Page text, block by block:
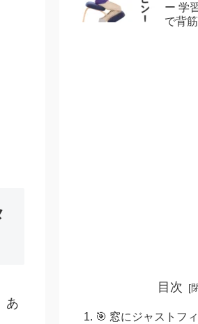
あ
ー 学
で背
目次
🎯 窓にジャストフ